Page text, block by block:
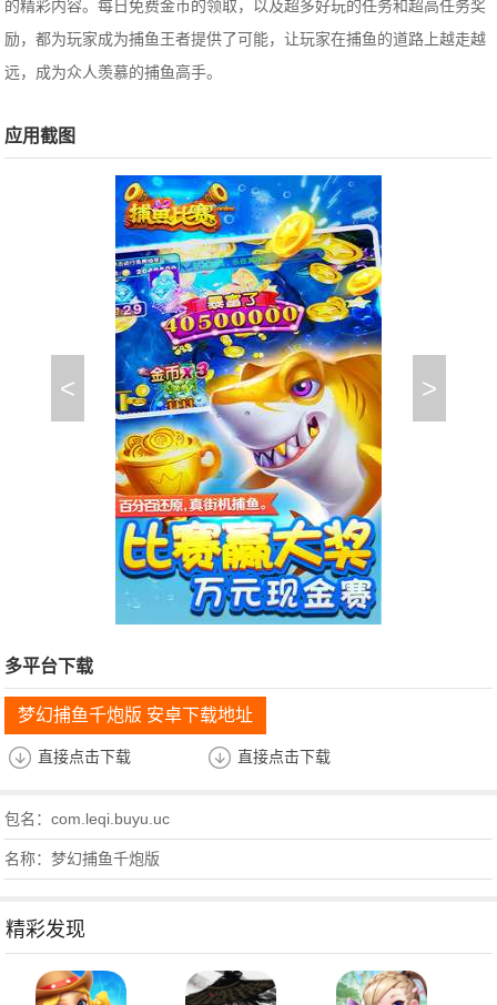
的精彩内容。每日免费金币的领取，以及超多好玩的任务和超高任务奖
励，都为玩家成为捕鱼王者提供了可能，让玩家在捕鱼的道路上越走越
远，成为众人羡慕的捕鱼高手。
应用截图
< >
多平台下载
梦幻捕鱼千炮版 安卓下载地址
直接点击下载 直接点击下载
包名：com.leqi.buyu.uc
名称：梦幻捕鱼千炮版
精彩发现